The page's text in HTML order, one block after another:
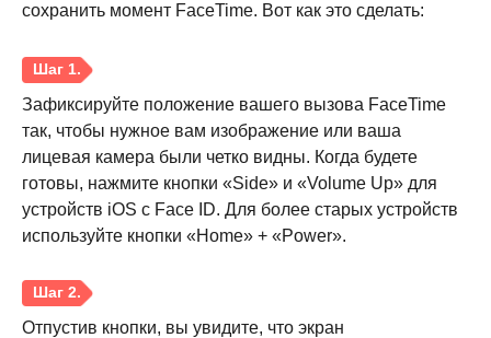
сохранить момент FaceTime. Вот как это сделать:
Шаг 1.
Зафиксируйте положение вашего вызова FaceTime
так, чтобы нужное вам изображение или ваша
лицевая камера были четко видны. Когда будете
готовы, нажмите кнопки «Side» и «Volume Up» для
устройств iOS с Face ID. Для более старых устройств
используйте кнопки «Home» + «Power».
Отпустив кнопки, вы увидите, что экран